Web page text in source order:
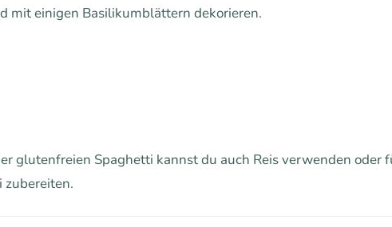
mit einigen Basilikumblättern dekorieren.
glutenfreien Spaghetti kannst du auch Reis verwenden oder